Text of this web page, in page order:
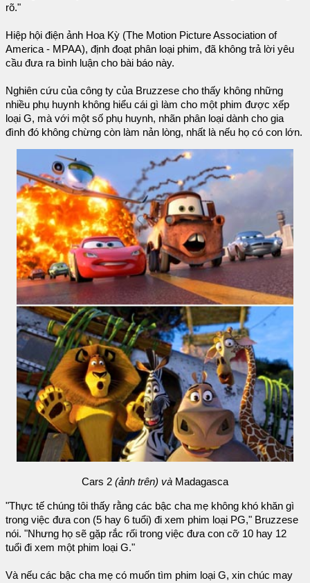
rõ."
Hiệp hội điện ảnh Hoa Kỳ (The Motion Picture Association of
America - MPAA), định đoạt phân loại phim, đã không trả lời yêu
cầu đưa ra bình luận cho bài báo này.
Nghiên cứu của công ty của Bruzzese cho thấy không những
nhiều phụ huynh không hiểu cái gì làm cho một phim được xếp
loại G, mà với một số phụ huynh, nhãn phân loại dành cho gia
đình đó không chừng còn làm nản lòng, nhất là nếu họ có con lớn.
Cars 2 (ảnh trên) và Madagasca
"Thực tế chúng tôi thấy rằng các bậc cha mẹ không khó khăn gì
trong việc đưa con (5 hay 6 tuổi) đi xem phim loại PG," Bruzzese
nói. "Nhưng họ sẽ gặp rắc rối trong việc đưa con cỡ 10 hay 12
tuổi đi xem một phim loại G."
Và nếu các bậc cha mẹ có muốn tìm phim loại G, xin chúc may